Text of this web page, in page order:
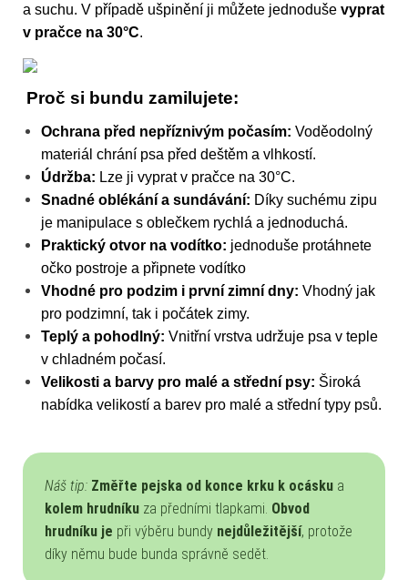
a suchu. V případě ušpinění ji můžete jednoduše vyprat
v pračce na 30°C.
Proč si bundu zamilujete:
Ochrana před nepříznivým počasím: Voděodolný
materiál chrání psa před deštěm a vlhkostí.
Údržba: Lze ji vyprat v pračce na 30°C.
Snadné oblékání a sundávání: Díky suchému zipu
je manipulace s oblečkem rychlá a jednoduchá.
Praktický otvor na vodítko: jednoduše protáhnete
očko postroje a připnete vodítko
Vhodné pro podzim i první zimní dny: Vhodný jak
pro podzimní, tak i počátek zimy.
Teplý a pohodlný: Vnitřní vrstva udržuje psa v teple
v chladném počasí.
Velikosti a barvy pro malé a střední psy: Široká
nabídka velikostí a barev pro malé a střední typy psů.
Náš tip: Změřte pejska od konce krku k ocásku a
kolem hrudníku za předními tlapkami. Obvod
hrudníku je při výběru bundy nejdůležitější, protože
díky němu bude bunda správně sedět.